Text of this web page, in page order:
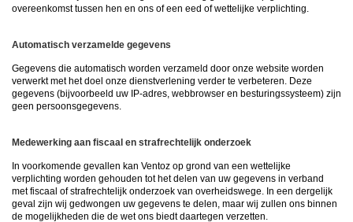
overeenkomst tussen hen en ons of een eed of wettelijke verplichting.
Automatisch verzamelde gegevens
Gegevens die automatisch worden verzameld door onze website worden
verwerkt met het doel onze dienstverlening verder te verbeteren. Deze
gegevens (bijvoorbeeld uw IP-adres, webbrowser en besturingssysteem) zijn
geen persoonsgegevens.
Medewerking aan fiscaal en strafrechtelijk onderzoek
In voorkomende gevallen kan Ventoz op grond van een wettelijke
verplichting worden gehouden tot het delen van uw gegevens in verband
met fiscaal of strafrechtelijk onderzoek van overheidswege. In een dergelijk
geval zijn wij gedwongen uw gegevens te delen, maar wij zullen ons binnen
de mogelijkheden die de wet ons biedt daartegen verzetten.